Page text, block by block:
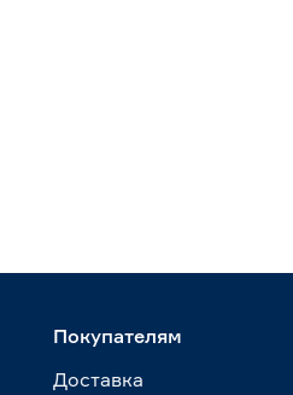
Покупателям
Доставка